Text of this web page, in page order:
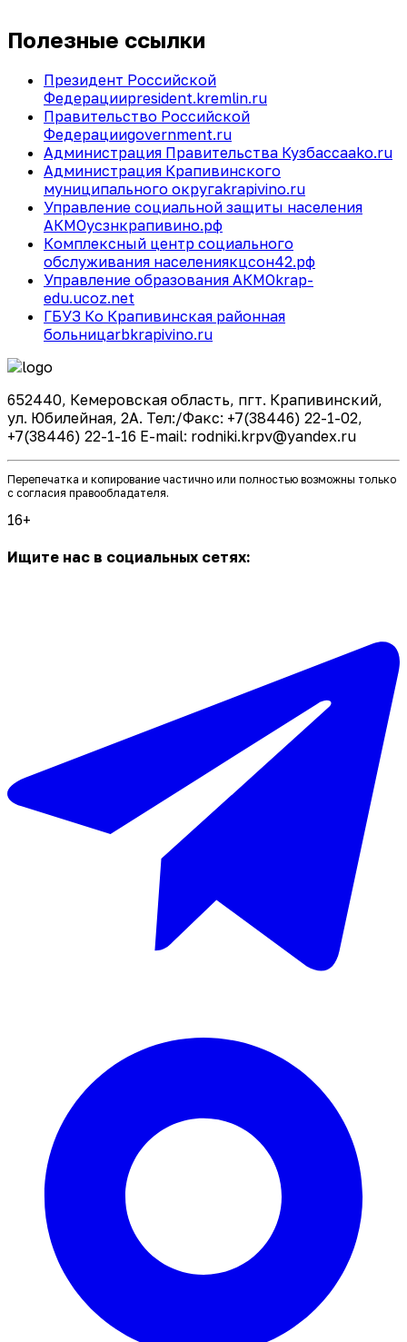
Полезные ссылки
Президент Российской
Федерацииpresident.kremlin.ru
Правительство Российской
Федерацииgovernment.ru
Администрация Правительства Кузбассаako.ru
Администрация Крапивинского
муниципального округаkrapivino.ru
Управление социальной защиты населения
АКМОусзнкрапивино.рф
Комплексный центр социального
обслуживания населениякцсон42.рф
Управление образования АКМОkrap-
edu.ucoz.net
ГБУЗ Ко Крапивинская районная
больницаrbkrapivino.ru
652440, Кемеровская область, пгт. Крапивинский,
ул. Юбилейная, 2А. Тел:/Факс: +7(38446) 22-1-02,
+7(38446) 22-1-16 E-mail: rodniki.krpv@yandex.ru
Перепечатка и копирование частично или полностью возможны только
с согласия правообладателя.
16+
Ищите нас в социальных сетях: